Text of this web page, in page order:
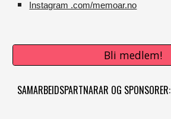
Instagram .com/memoar.no
Bli medlem!
SAMARBEIDSPARTNARAR OG SPONSORER: